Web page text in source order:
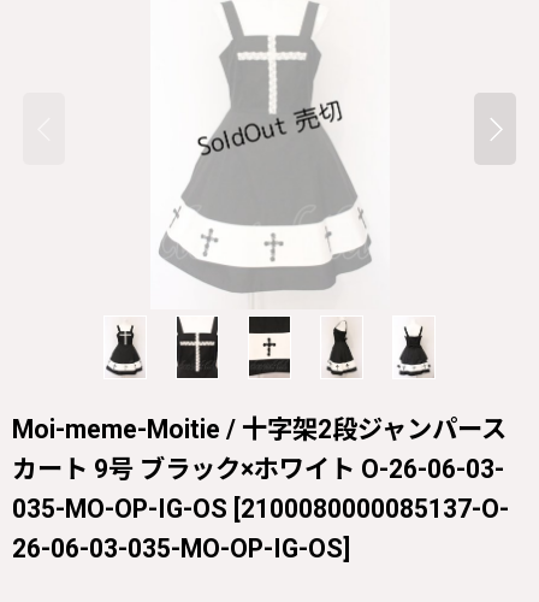
Moi-meme-Moitie / 十字架2段ジャンパース
カート 9号 ブラック×ホワイト O-26-06-03-
035-MO-OP-IG-OS [2100080000085137-O-
26-06-03-035-MO-OP-IG-OS]